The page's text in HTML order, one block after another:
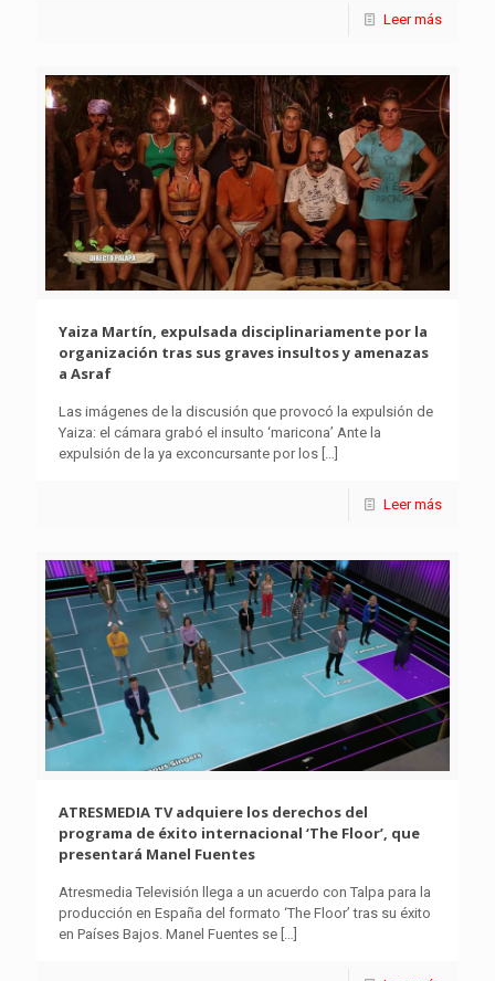
Leer más
Yaiza Martín, expulsada disciplinariamente por la
organización tras sus graves insultos y amenazas
a Asraf
Las imágenes de la discusión que provocó la expulsión de
Yaiza: el cámara grabó el insulto ‘maricona’ Ante la
expulsión de la ya exconcursante por los […]
Leer más
ATRESMEDIA TV adquiere los derechos del
programa de éxito internacional ‘The Floor’, que
presentará Manel Fuentes
Atresmedia Televisión llega a un acuerdo con Talpa para la
producción en España del formato ‘The Floor’ tras su éxito
en Países Bajos. Manel Fuentes se […]